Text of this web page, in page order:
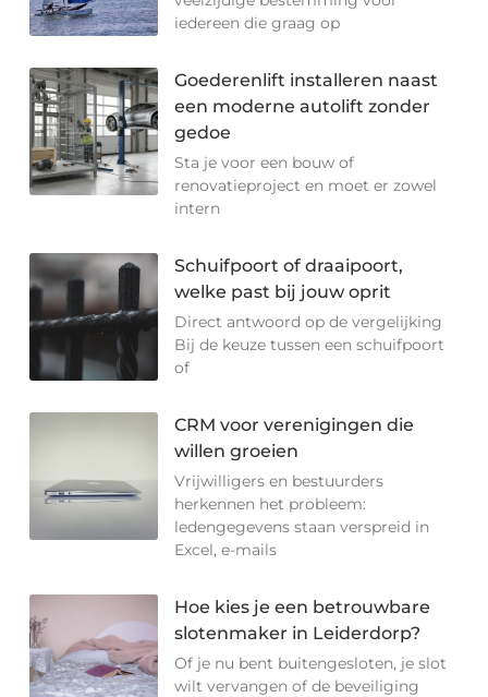
iedereen die graag op
Goederenlift installeren naast
een moderne autolift zonder
gedoe
Sta je voor een bouw of
renovatieproject en moet er zowel
intern
Schuifpoort of draaipoort,
welke past bij jouw oprit
Direct antwoord op de vergelijking
Bij de keuze tussen een schuifpoort
of
CRM voor verenigingen die
willen groeien
Vrijwilligers en bestuurders
herkennen het probleem:
ledengegevens staan verspreid in
Excel, e-mails
Hoe kies je een betrouwbare
slotenmaker in Leiderdorp?
Of je nu bent buitengesloten, je slot
wilt vervangen of de beveiliging